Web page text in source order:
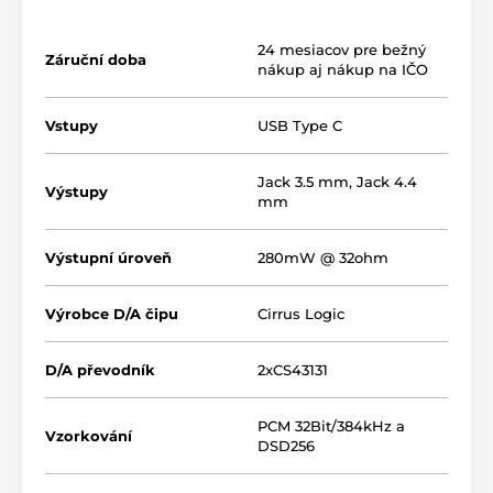
lepším zvukem ve srovnání s poslechem
přímo ze sluchátkového výstupu vašeho telefonu, či
Záruční doba
24 mesiacov pre bežný
nákup aj nákup na IČO
Vstupy USB Type C
Výstupy
Jack 3.5 mm, Jack 4.4
mm
Výstupní úroveň 280mW @ 32ohm
Výrobce D/A čipu Cirrus Logic
D/A převodník 2xCS43131
Vzorkování
PCM 32Bit/384kHz a
DSD256